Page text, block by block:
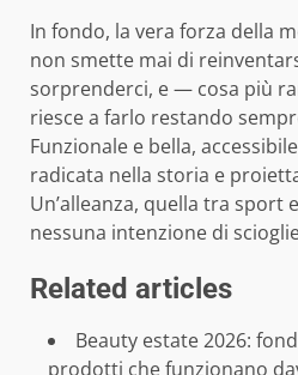
In fondo, la vera forza della
non smette mai di
sorprenderci, e — cosa più
riesce a farlo restando
Funzionale e bella,
radicata nella storia e
Un’alleanza, quella tra sport
nessuna intenzione di
Related articles
Beauty estate 2026:
prodotti che funzionano